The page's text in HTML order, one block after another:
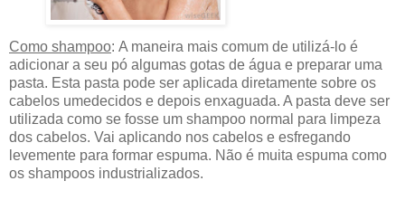
Como shampoo: A maneira mais comum de utilizá-lo é
adicionar a seu pó algumas gotas de água e preparar uma
pasta. Esta pasta pode ser aplicada diretamente sobre os
cabelos umedecidos e depois enxaguada. A pasta deve ser
utilizada como se fosse um shampoo normal para limpeza
dos cabelos. Vai aplicando nos cabelos e esfregando
levemente para formar espuma. Não é muita espuma como
os shampoos industrializados.